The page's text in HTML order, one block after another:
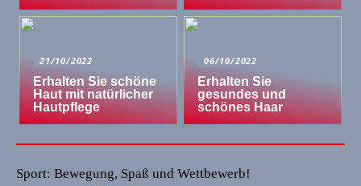
21/10/2022
Erhalten Sie schöne
Haut mit natürlicher
Hautpflege
06/10/2022
Erhalten Sie
gesundes und
schönes Haar
Sport: Bewegung, Spaß und Wettbewerb!